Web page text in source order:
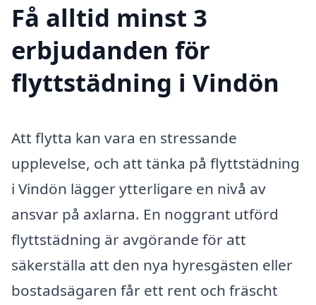
Få alltid minst 3
erbjudanden för
flyttstädning i Vindön
Att flytta kan vara en stressande
upplevelse, och att tänka på flyttstädning
i Vindön lägger ytterligare en nivå av
ansvar på axlarna. En noggrant utförd
flyttstädning är avgörande för att
säkerställa att den nya hyresgästen eller
bostadsägaren får ett rent och fräscht